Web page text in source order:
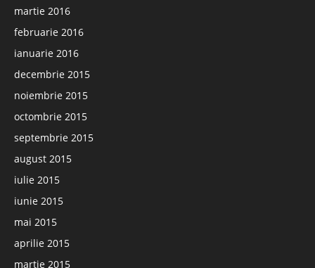
martie 2016
februarie 2016
ianuarie 2016
decembrie 2015
noiembrie 2015
octombrie 2015
septembrie 2015
august 2015
iulie 2015
iunie 2015
mai 2015
aprilie 2015
martie 2015